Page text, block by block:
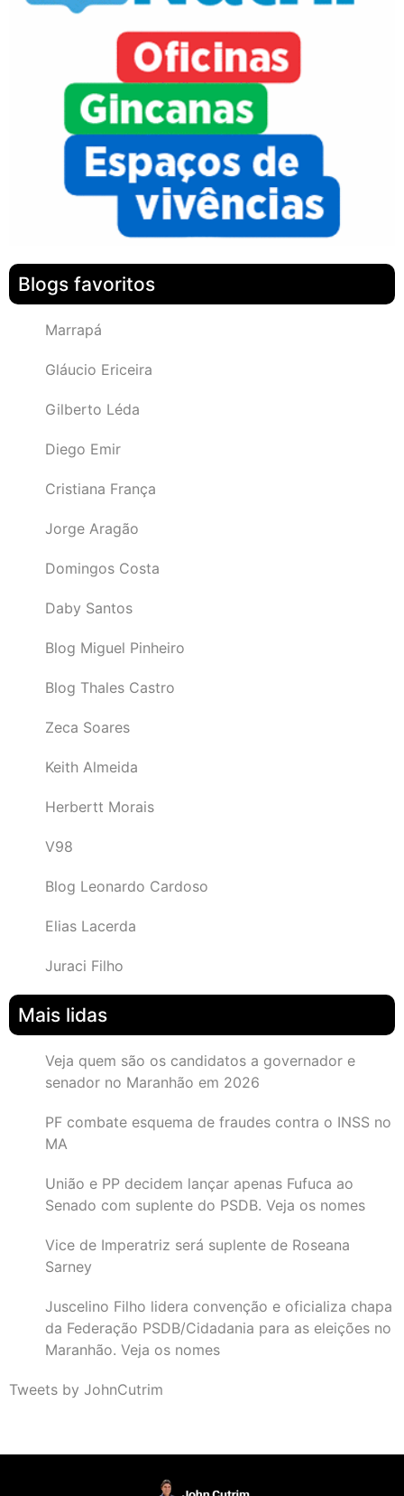
Blogs favoritos
Marrapá
Gláucio Ericeira
Gilberto Léda
Diego Emir
Cristiana França
Jorge Aragão
Domingos Costa
Daby Santos
Blog Miguel Pinheiro
Blog Thales Castro
Zeca Soares
Keith Almeida
Herbertt Morais
V98
Blog Leonardo Cardoso
Elias Lacerda
Juraci Filho
Mais lidas
Veja quem são os candidatos a governador e
senador no Maranhão em 2026
PF combate esquema de fraudes contra o INSS no
MA
União e PP decidem lançar apenas Fufuca ao
Senado com suplente do PSDB. Veja os nomes
Vice de Imperatriz será suplente de Roseana
Sarney
Juscelino Filho lidera convenção e oficializa chapa
da Federação PSDB/Cidadania para as eleições no
Maranhão. Veja os nomes
Tweets by JohnCutrim